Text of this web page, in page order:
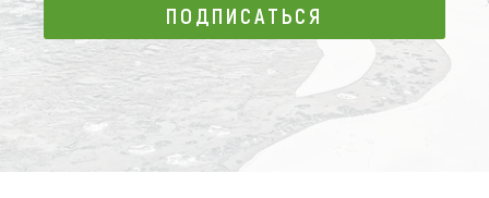
ПОДПИСАТЬСЯ
ПОДПИСАТЬСЯ